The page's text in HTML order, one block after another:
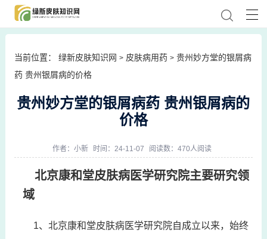
当前位置： 绿新皮肤知识网 > 皮肤病用药 > 贵州妙方堂的银屑病
药 贵州银屑病的价格
贵州妙方堂的银屑病药 贵州银屑病的
价格
作者： 小新 时间：24-11-07 阅读数：470人阅读
北京康和堂皮肤病医学研究院主要研究领
域
1、北京康和堂皮肤病医学研究院自成立以来，始终